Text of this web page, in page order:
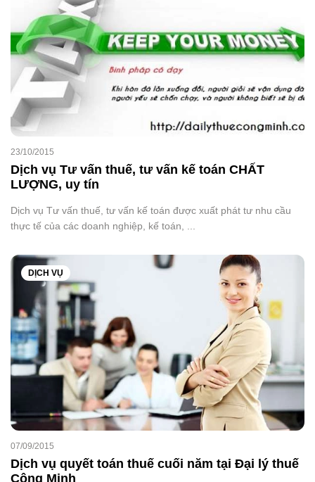
23/10/2015
Dịch vụ Tư vấn thuế, tư vấn kế toán CHẤT
LƯỢNG, uy tín
Dịch vụ Tư vấn thuế, tư vấn kế toán được xuất phát tư nhu cầu
thực tế của các doanh nghiệp, kế toán, ...
DỊCH VỤ
07/09/2015
Dịch vụ quyết toán thuế cuối năm tại Đại lý thuế
Công Minh